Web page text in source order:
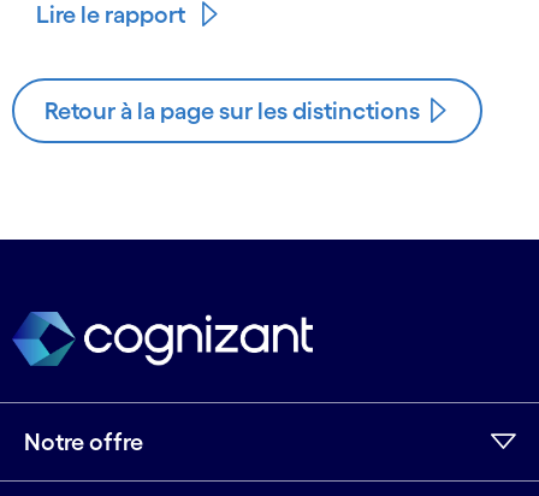
Lire le rapport
Retour à la page sur les distinctions
Notre offre